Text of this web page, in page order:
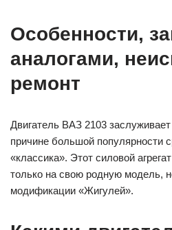
Особенности,
аналогами,
ремонт
Двигатель ВАЗ 2103
причине большой популярности
«классика». Этот силовой
только на свою родную модель,
модификации «Жигулей».